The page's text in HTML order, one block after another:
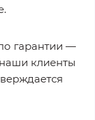
гарантии —
клиенты